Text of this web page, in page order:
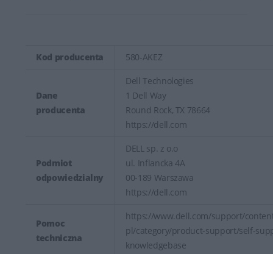
Kod producenta 580-AKEZ
Dane
producenta
Dell Technologies
1 Dell Way
Round Rock, TX 78664
https://dell.com
Podmiot
odpowiedzialny
DELL sp. z o.o
ul. Inflancka 4A
00-189 Warszawa
https://dell.com
Pomoc
techniczna
https://www.dell.com/support/
pl/category/product-support/self-
knowledgebase